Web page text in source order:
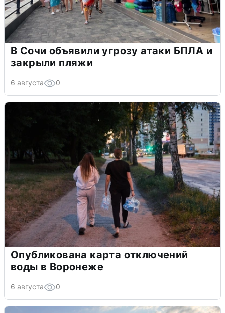
В Сочи объявили угрозу атаки БПЛА и
закрыли пляжи
6 августа 0
Опубликована карта отключений
воды в Воронеже
6 августа 0